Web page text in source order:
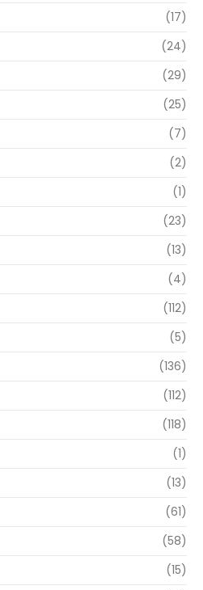
(17)
(24)
(29)
(25)
(7)
(2)
(1)
(23)
(13)
(4)
(112)
(5)
(136)
(112)
(118)
(1)
(13)
(61)
(58)
(15)